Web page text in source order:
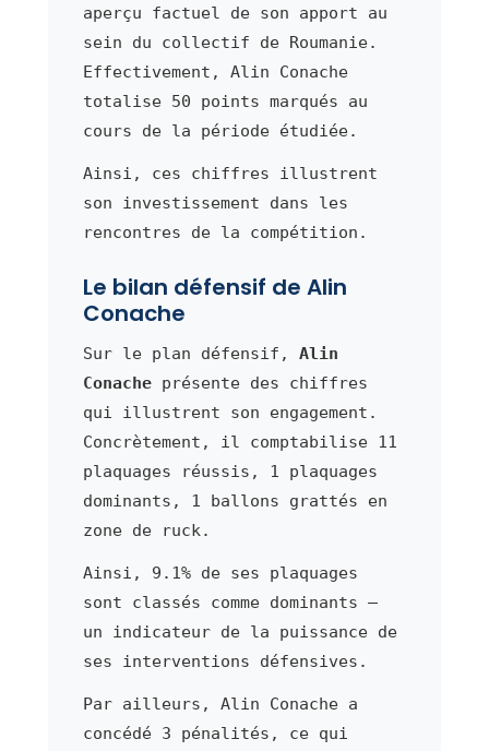
aperçu factuel de son apport au
sein du collectif de Roumanie.
Effectivement, Alin Conache
totalise 50 points marqués au
cours de la période étudiée.
Ainsi, ces chiffres illustrent
son investissement dans les
rencontres de la compétition.
Le bilan défensif de Alin
Conache
Sur le plan défensif, Alin
Conacheprésente des chiffres
qui illustrent son engagement.
Concrètement, il comptabilise 11
plaquages réussis, 1 plaquages
dominants, 1 ballons grattés en
zone de ruck.
Ainsi, 9.1% de ses plaquages
sont classés comme dominants —
un indicateur de la puissance de
ses interventions défensives.
Par ailleurs, Alin Conache a
concédé 3 pénalités, ce qui